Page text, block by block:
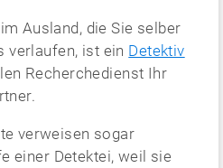
Ausland, die Sie selber
verlaufen, ist ein Detektiv
Recherchedienst Ihr
verweisen sogar
einer Detektei, weil sie